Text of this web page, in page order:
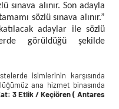
sınava alınır. Son adayla
sözlü sınava alınır.”
adaylar ile sözlü
görüldüğü şekilde
isimlerinin karşısında
ana hizmet binasında
3 Etlik / Keçiören ( Antares